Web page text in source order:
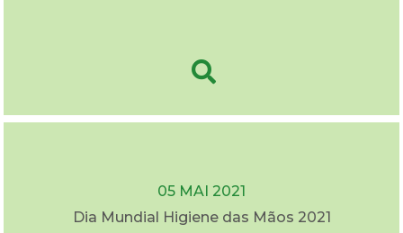
05 MAI 2021
Dia Mundial Higiene das Mãos 2021